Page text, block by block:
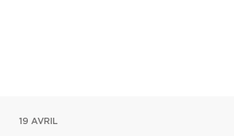
19 AVRIL